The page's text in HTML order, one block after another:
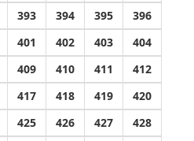
393 394 395
396
401 402 403
404
409 410 411
412
417 418 419
420
425 426 427
428